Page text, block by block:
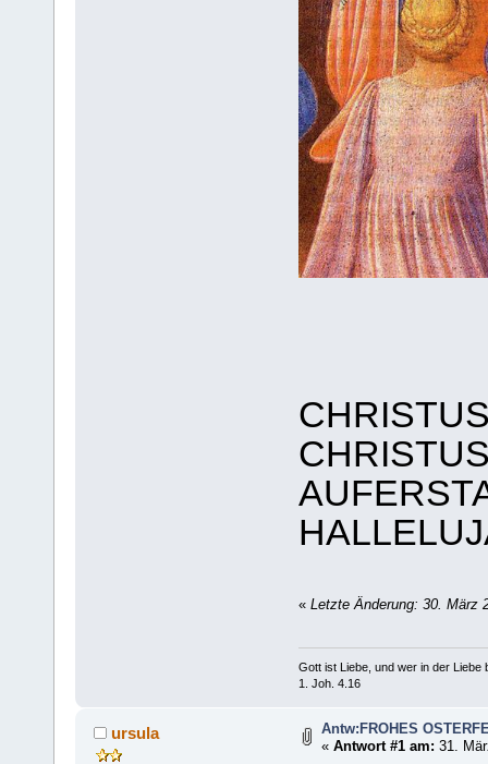
« Letzte Änderung: 30. März
Gott ist Liebe, und wer in der Liebe
1. Joh. 4.16
ursula
Antw:FROHES
«Antwort #1 am: 31.